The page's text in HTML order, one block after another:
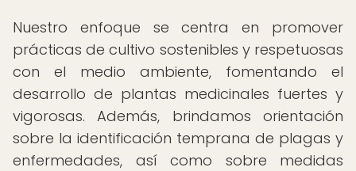
Nuestro enfoque se centra en promover
prácticas de cultivo sostenibles y respetuosas
con el medio ambiente, fomentando el
desarrollo de plantas medicinales fuertes y
vigorosas. Además, brindamos orientación
sobre la identificación temprana de plagas y
enfermedades, así como sobre medidas